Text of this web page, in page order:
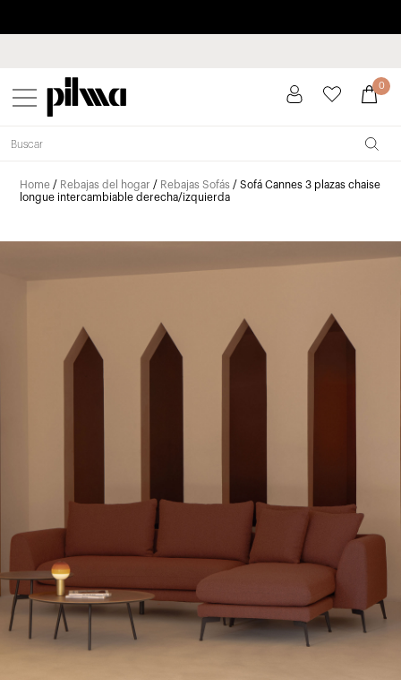
pilma 0
Home / Rebajas del hogar / Rebajas Sofás / Sofá Cannes 3 plazas chaise
longue intercambiable derecha/izquierda